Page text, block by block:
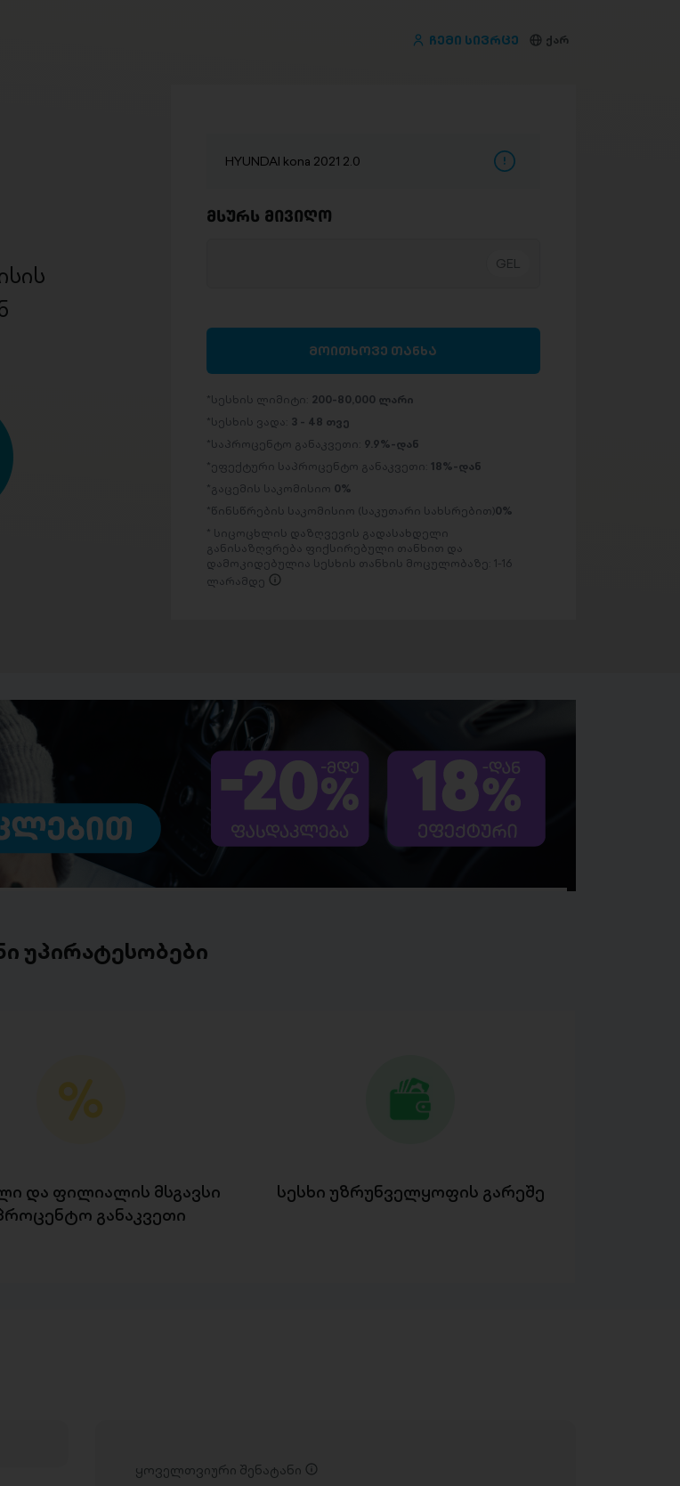
ჩემი სივრცე ქარ
HYUNDAI kona 2021 2.0
მსურს მივიღო
მოითხოვე თანხა
სესხის ლიმიტი: 200-80,000 ლარი
სესხის ვადა: 3 - 48 თვე
საპროცენტო განაკვეთი: 9.9%-დან
ეფექტური საპროცენტო განაკვეთი: 18%-დან
გაცემის საკომისიო 0%
წინსწრების საკომისიო (საკუთარი სახსრებით)0%
სიცოცხლის დაზღვევის გადასახდელი
განისაზღვრება ფიქსირებული თანხით და
დამოკიდებულია სესხის თანხის მოცულობაზე: 1-16
ლარამდე
უპირატესობები
და ფილიალის მსგავსი
განაკვეთი
სესხი უზრუნველყოფის გარეშე
ყოველთვიური შენატანი